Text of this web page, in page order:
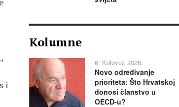
i
Kolumne
6. Kolovoz 2026.
Novo određivanje
prioriteta: Što Hrvatskoj
donosi članstvo u
OECD-u?